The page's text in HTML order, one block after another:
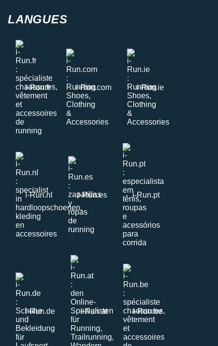
LANGUES
i-Run.fr i-Run.com i-Run.ie
i-Run.nl i-Run.es i-Run.pt
i-Run.de i-Run.at i-Run.be